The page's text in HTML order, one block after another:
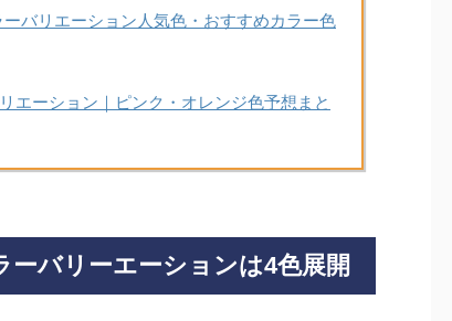
ーバリエーション人気色・おすすめカラー色
エーション｜ピンク・オレンジ色予想まと
バリーエーションは4色展開